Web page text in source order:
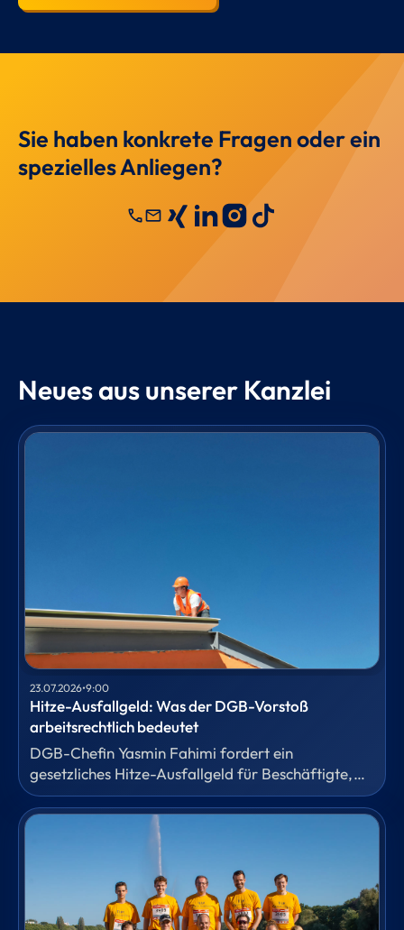
Sie haben konkrete Fragen oder ein
spezielles Anliegen?
callmail
Neues aus unserer Kanzlei
23.07.2026•9:00
Hitze-Ausfallgeld: Was der DGB-Vorstoß
arbeitsrechtlich bedeutet
DGB-Chefin Yasmin Fahimi fordert ein
gesetzliches Hitze-Ausfallgeld für Beschäftigte,
die wegen extremer Temperaturen nicht arbeiten
können. Für das HR-Fachmagazin
Personalwirtschaft hat unser Fachanwalt für
Arbeitsrecht Dr. Anton Barrein eingeordnet,
welche Ansprüche heute schon bestehen und
warum eine gesetzliche Lösung erhebliche
Folgefragen aufwirft.